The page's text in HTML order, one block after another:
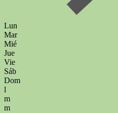
Lun
Mar
Mié
Jue
Vie
Sáb
Dom
l
m
m